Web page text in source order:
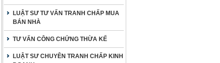
LUẬT SƯ TƯ VẤN TRANH CHẤP MUA
BÁN NHÀ
TƯ VẤN CÔNG CHỨNG THỪA KẾ
LUẬT SƯ CHUYÊN TRANH CHẤP KINH